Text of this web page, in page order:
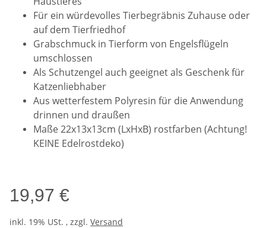
Für ein würdevolles Tierbegräbnis Zuhause oder
auf dem Tierfriedhof
Grabschmuck in Tierform von Engelsflügeln
umschlossen
Als Schutzengel auch geeignet als Geschenk für
Katzenliebhaber
Aus wetterfestem Polyresin für die Anwendung
drinnen und draußen
Maße 22x13x13cm (LxHxB) rostfarben (Achtung!
KEINE Edelrostdeko)
19,97 €
inkl. 19% USt. , zzgl. Versand